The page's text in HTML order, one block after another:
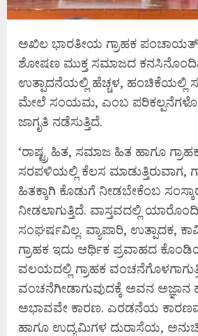
ಅಖಿಲ ಭಾರತೀಯ ಗ್ರಾಹಕ ಪಂಚಾಯತ್
ಶೋಷಣ ಮುಕ್ತ ಸಮಾಜದ
ಉತ್ಪಾದನೆಯಲ್ಲಿ ಹೆಚ್ಚಳ,
ಮೇಲೆ ಸಂಯಮ, ಎಂಬ
ಜಾಗೃತಿ ನಡೆಸುತ್ತಿದೆ.
‘ರಾಷ್ಟ್ರ ಹಿತ, ಸಮಾಜ ಹಿತ ಹಾಗೂ
ಸರಪಳಿಯಲ್ಲಿ ಕೆಲಸ ಮಾಡುತ್ತಿರುವಾಗ,
ಹಿತಕ್ಕಾಗಿ ಕೊಡುಗೆ ನೀಡಬೇಕೆಂಬ
ನೀಡಲಾಗುತ್ತಿದೆ. ವಾಸ್ತವದಲ್ಲಿ
ಸಂಘರ್ಷವಿಲ್ಲ. ವ್ಯಾಪಾರಿ, ಉತ್ಪಾದಕ,
ಗ್ರಾಹಕ ಇದು ಆರ್ಥಿಕ ಪ್ರವಾಹದ
ವಲಯದಲ್ಲಿ ಗ್ರಾಹಕ
ವಂಚನೆಗೀಡಾಗುವುದಕ್ಕೆ ಅವನ
ಅಭಾವವೇ ಕಾರಣ. ಎರಡನೆಯ
ಹಾಗೂ ಉದ್ಯಮಿಗಳ ದುರಾಸೆಯ,